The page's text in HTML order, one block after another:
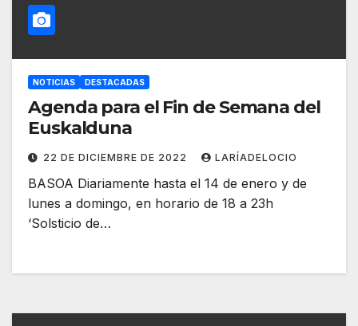
NOTICIAS DESTACADAS
Agenda para el Fin de Semana del
Euskalduna
22 DE DICIEMBRE DE 2022 LARÍADELOCIO
BASOA Diariamente hasta el 14 de enero y de
lunes a domingo, en horario de 18 a 23h
‘Solsticio de…